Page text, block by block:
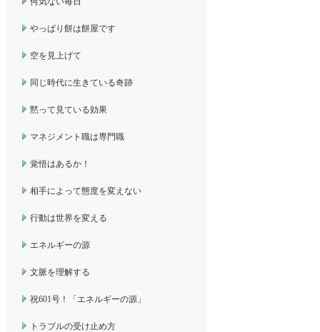
やっぱり餅は餅屋です
空を見上げて
同じ時代に生きている奇跡
黙って見ている効果
マネジメント職は専門職
覚悟はあるか！
相手によって態度を変えない
行動は世界を変える
エネルギーの源
文脈を理解する
祝601号！「エネルギーの源」
トラブルの受け止め方